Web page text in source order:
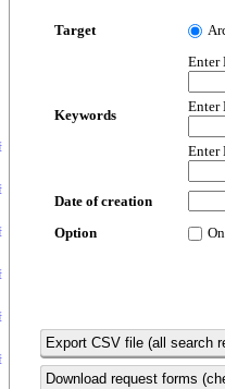
会費 京都
会費 京都
会費 京都
会費 京都
会費 京都
会費 京都
Target
Keywords
Enter
Enter
Enter
Date of creation
Option
Export CSV file (all search
Download request forms